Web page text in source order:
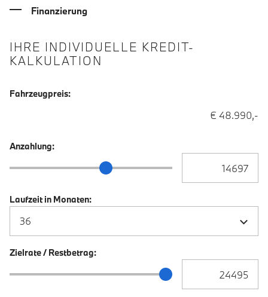
Finanzierung
IHRE INDIVIDUELLE KREDIT-
KALKULATION
Fahrzeugpreis:
€ 48.990,-
Anzahlung:
Anzahlung Schieberegler
Laufzeit in Monaten:
Zielrate / Restbetrag:
Zielrate / Restbetrag Schieberegler